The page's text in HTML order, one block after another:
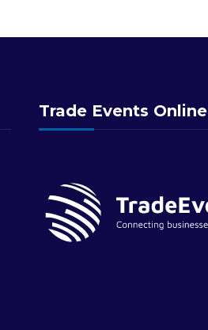
Trade Events Online